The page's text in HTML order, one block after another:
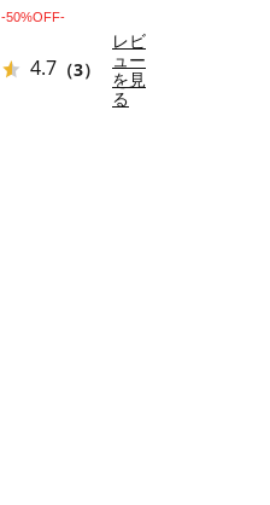
-50%OFF-
4.7 （3）
レビ
ュー
を見
る